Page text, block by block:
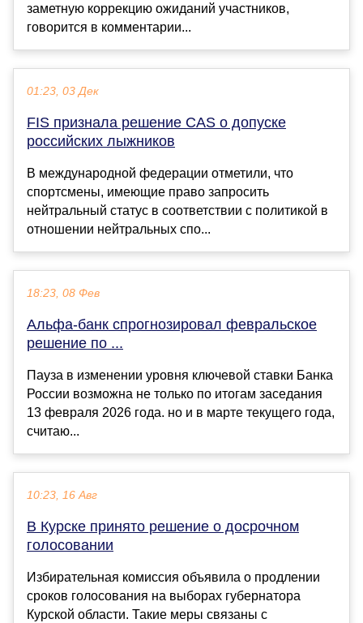
заметную коррекцию ожиданий участников,
говорится в комментарии...
01:23, 03 Дек
FIS признала решение CAS о допуске
российских лыжников
В международной федерации отметили, что
спортсмены, имеющие право запросить
нейтральный статус в соответствии с политикой в
отношении нейтральных спо...
18:23, 08 Фев
Альфа-банк спрогнозировал февральское
решение по ...
Пауза в изменении уровня ключевой ставки Банка
России возможна не только по итогам заседания
13 февраля 2026 года. но и в марте текущего года,
считаю...
10:23, 16 Авг
В Курске принято решение о досрочном
голосовании
Избирательная комиссия объявила о продлении
сроков голосования на выборах губернатора
Курской области. Такие меры связаны с